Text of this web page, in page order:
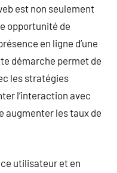
est non seulement
opportunité de
en ligne d’une
démarche permet de
les stratégies
l’interaction avec
augmenter les taux de
utilisateur et en